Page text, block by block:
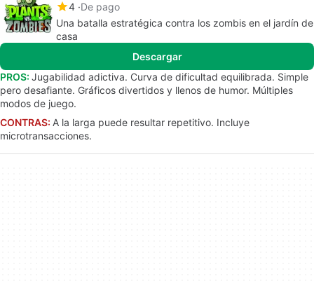
4 De pago
Una batalla estratégica contra los zombis en el jardín de
casa
Descargar
PROS: Jugabilidad adictiva. Curva de dificultad equilibrada. Simple
pero desafiante. Gráficos divertidos y llenos de humor. Múltiples
modos de juego.
CONTRAS: A la larga puede resultar repetitivo. Incluye
microtransacciones.